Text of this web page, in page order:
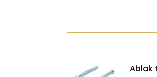
Ablak